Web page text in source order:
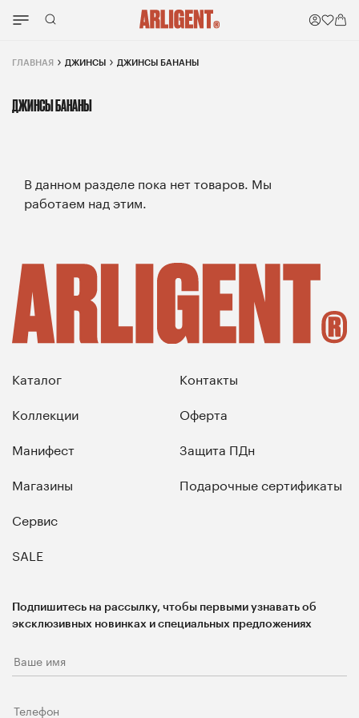
ГЛАВНАЯ ДЖИНСЫ ДЖИНСЫ БАНАНЫ
ДЖИНСЫ БАНАНЫ
В данном разделе пока нет товаров. Мы
работаем над этим.
Каталог
Коллекции
Манифест
Магазины
Сервис
SALE
Контакты
Оферта
Защита ПДн
Подарочные сертификаты
Подпишитесь на рассылку, чтобы первыми узнавать об
эксклюзивных новинках и специальных предложениях